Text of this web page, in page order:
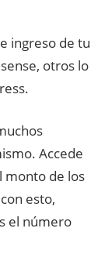
ingreso de tu
otros lo
Accede
monto de los
esto,
el número